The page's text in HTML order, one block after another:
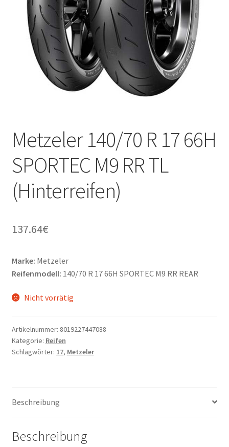
Metzeler 140/70 R 17 66H
SPORTEC M9 RR TL
(Hinterreifen)
137.64€
Marke: Metzeler
Reifenmodell: 140/70 R 17 66H SPORTEC M9 RR REAR
Nicht vorrätig
Artikelnummer: 8019227447088
Kategorie: Reifen
Schlagwörter: 17, Metzeler
Beschreibung
Beschreibung